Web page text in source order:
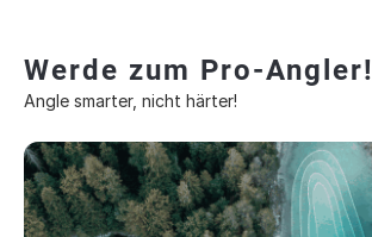
Werde zum Pro-Angler!
Angle smarter, nicht härter!